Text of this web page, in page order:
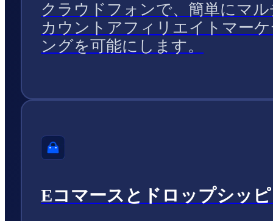
クラウドフォンで、簡単にマ
カウントアフィリエイトマー
ングを可能にします。
Eコマースとドロップシッ